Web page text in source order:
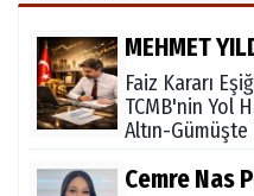
MEHMET
Faiz Kararı
TCMB'nin Yol
Altın-Gümüşte
Cemre Nas